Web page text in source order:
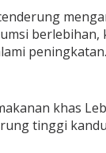
berlebihan,
peningkatan.
khas
tinggi